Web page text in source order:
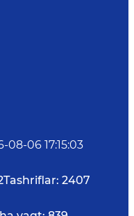
08-06 17:15:03
Tashriflar: 2407